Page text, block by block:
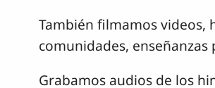
También filmamos videos,
comunidades,
Grabamos audios de los